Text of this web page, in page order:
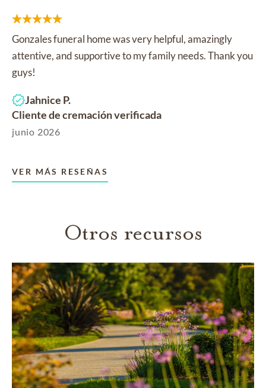
Gonzales funeral home was very helpful, amazingly
attentive, and supportive to my family needs. Thank you
guys!
Jahnice P.
Cliente de cremación verificada
junio 2026
VER MÁS RESEÑAS
Otros recursos